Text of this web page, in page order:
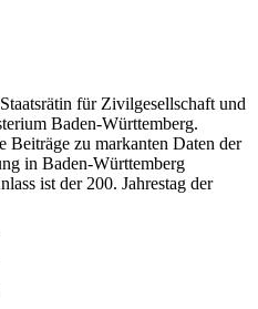
für Zivilgesellschaft und
Baden-Württemberg.
Beiträge zu markanten Daten der
in Baden-Württemberg
ist der 200. Jahrestag der